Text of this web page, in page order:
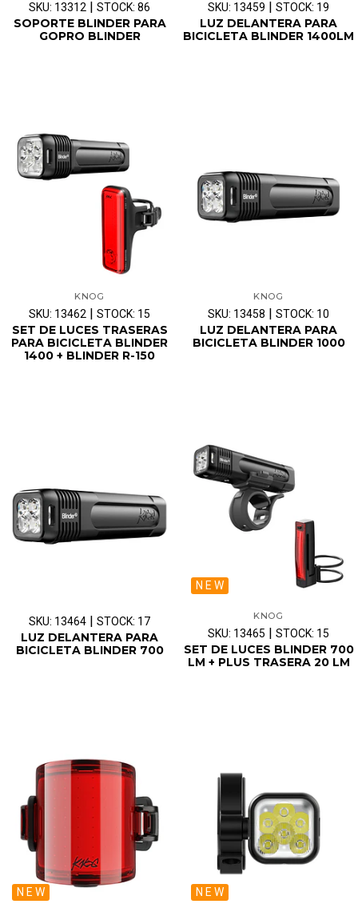
SKU: 13312 | STOCK: 86
SOPORTE BLINDER PARA
GOPRO BLINDER
SKU: 13459 | STOCK: 19
LUZ DELANTERA PARA
BICICLETA BLINDER 1400LM
KNOG
SKU: 13462 | STOCK: 15
SET DE LUCES TRASERAS
PARA BICICLETA BLINDER
1400 + BLINDER R-150
KNOG
SKU: 13458 | STOCK: 10
LUZ DELANTERA PARA
BICICLETA BLINDER 1000
SKU: 13464 | STOCK: 17
LUZ DELANTERA PARA
BICICLETA BLINDER 700
N E W
KNOG
SKU: 13465 | STOCK: 15
SET DE LUCES BLINDER 700
LM + PLUS TRASERA 20 LM
N E W N E W